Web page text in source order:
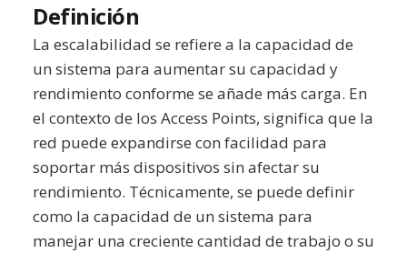
Definición
La escalabilidad se refiere a la capacidad de
un sistema para aumentar su capacidad y
rendimiento conforme se añade más carga. En
el contexto de los Access Points, significa que la
red puede expandirse con facilidad para
soportar más dispositivos sin afectar su
rendimiento. Técnicamente, se puede definir
como la capacidad de un sistema para
manejar una creciente cantidad de trabajo o su